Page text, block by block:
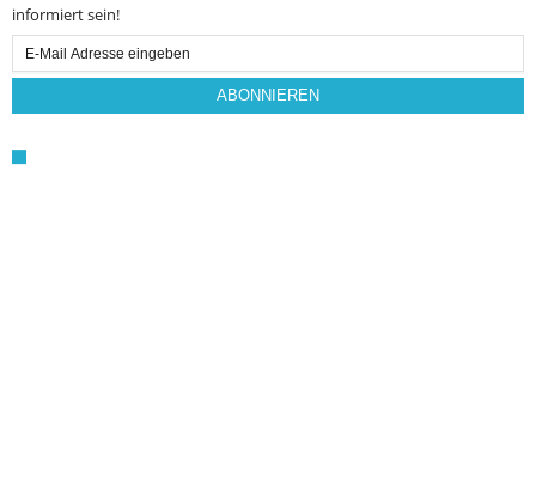
informiert sein!
Email
Subscription
ABONNIEREN